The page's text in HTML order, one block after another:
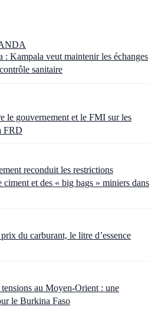
Kampala veut maintenir les échanges
sanitaire
le gouvernement et le FMI sur les
FRD
reconduit les restrictions
ciment et des « big bags » miniers dans
du carburant, le litre d’essence
tensions au Moyen-Orient : une
le Burkina Faso